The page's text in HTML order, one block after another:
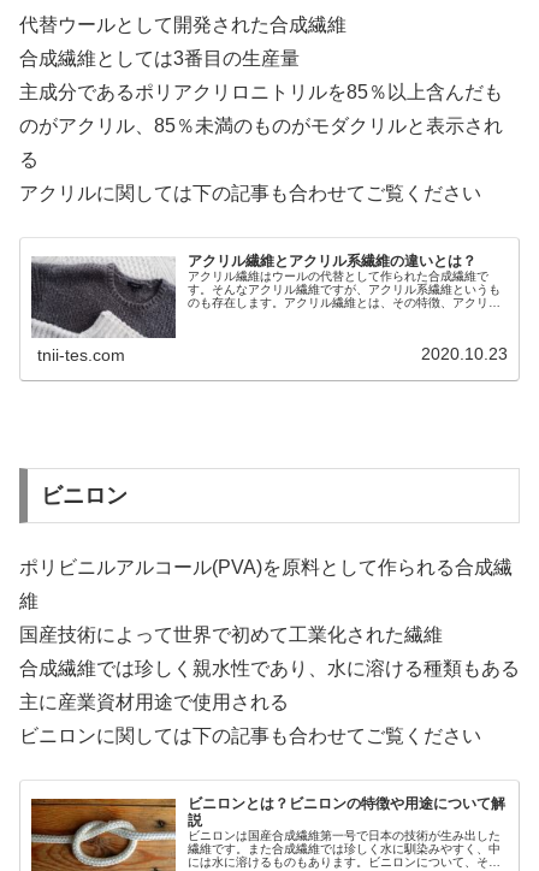
代替ウールとして開発された合成繊維
合成繊維としては3番目の生産量
主成分であるポリアクリロニトリルを85％以上含んだも
のがアクリル、85％未満のものがモダクリルと表示され
る
アクリルに関しては下の記事も合わせてご覧ください
アクリル繊維とアクリル系繊維の違いとは？
アクリル繊維はウールの代替として作られた合成繊維で
す。そんなアクリル繊維ですが、アクリル系繊維というも
のも存在します。アクリル繊維とは、その特徴、アクリル
tnii-tes.com 2020.10.23
ビニロン
ポリビニルアルコール(PVA)を原料として作られる合成繊
維
国産技術によって世界で初めて工業化された繊維
合成繊維では珍しく親水性であり、水に溶ける種類もある
主に産業資材用途で使用される
ビニロンに関しては下の記事も合わせてご覧ください
ビニロンとは？ビニロンの特徴や用途について解
説
ビニロンは国産合成繊維第一号で日本の技術が生み出した
繊維です。また合成繊維では珍しく水に馴染みやすく、中
には水に溶けるものもあります。ビニロンについて、その